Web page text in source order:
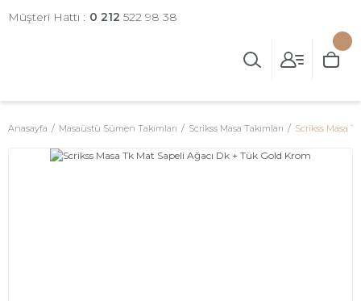
Müşteri Hattı : 0 212 522 98 38
Anasayfa Masaüstü Sümen Takımları Scrikss Masa Takımları Scrikss Masa